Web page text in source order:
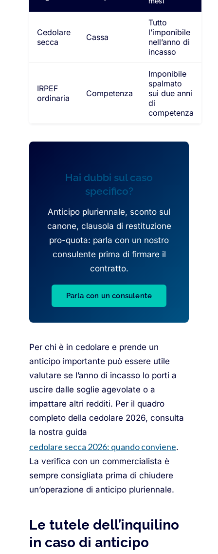
Cedolare
secca
Cassa
Tutto
l’imponibile
nell’anno di
incasso
IRPEF
ordinaria
Competenza
Imponibile
spalmato
sui due anni
di
competenza
Hai dubbi sul caso
specifico?
Anticipo pluriennale, sconto sul
canone, clausola di restituzione
pro-quota: parla con un nostro
consulente prima di firmare il
contratto.
Parla con un consulente
Per chi è in cedolare e prende un
anticipo importante può essere utile
valutare se l’anno di incasso lo porti a
uscire dalle soglie agevolate o a
impattare altri redditi. Per il quadro
completo della cedolare 2026, consulta
la nostra guida
cedolare secca 2026: quando conviene.
La verifica con un commercialista è
sempre consigliata prima di chiudere
un’operazione di anticipo pluriennale.
Le tutele dell’inquilino
in caso di anticipo